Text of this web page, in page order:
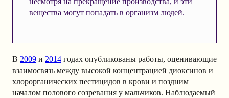
вещества могут попадать в организм людей.
В 2009 и 2014 годах опубликованы работы, оценивающие
взаимосвязь между высокой концентрацией диоксинов и
хлорорганических пестицидов в крови и поздним
началом полового созревания у мальчиков. Наблюдаемый